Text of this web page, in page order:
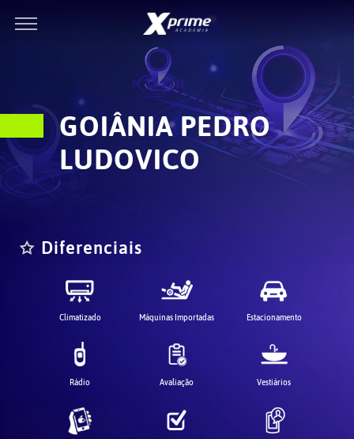
GOIÂNIA PEDRO
LUDOVICO
Diferenciais
Climatizado Máquinas Importadas Estacionamento
Rádio Avaliação Vestiários